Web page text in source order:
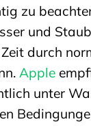
zu
und
durch
Apple
unter